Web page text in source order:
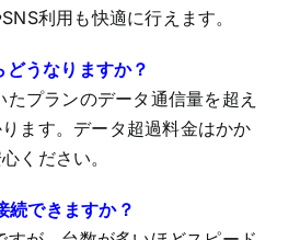
利用も快適に行えます。
うなりますか？
たプランのデータ通信量を超え
ます。データ超過料金はかか
ください。
続できますか？